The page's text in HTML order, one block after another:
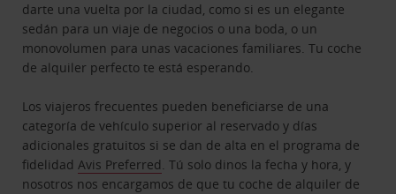
darte una vuelta por la ciudad, como si es un elegante
sedán para un viaje de negocios o una boda, o un
monovolumen para unas vacaciones familiares. Tu coche
de alquiler perfecto te está esperando.
Los viajeros frecuentes pueden beneficiarse de una
categoría de vehículo superior al reservado y días
adicionales gratuitos si se dan de alta en el programa de
fidelidadAvis Preferred. Tú solo dinos la fecha y hora, y
nosotros nos encargamos de que tu coche de alquiler de